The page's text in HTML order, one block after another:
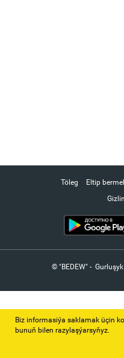
Töleg Eltip
© "BEDEW" -
Biz informasiýa saklamak üçin
bunuň bilen razylaşýarsyňyz.